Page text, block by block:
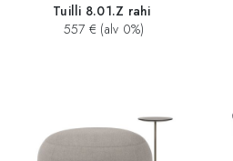
Tuilli 8.01.Z rahi
557 € (alv 0%)